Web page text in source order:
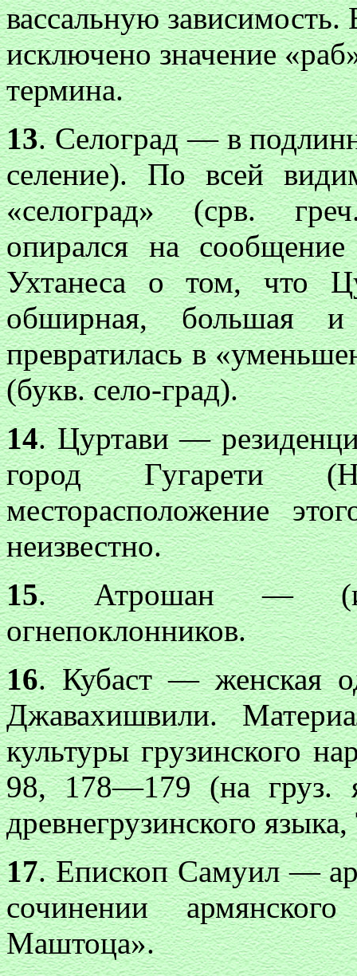
вассальную
исключено значение
термина.
13. Селоград — в
селение). По всей
«селоград» (срв.
опирался на
Ухтанеса о том, что
обширная, большая и
превратилась в
(букв. село-град).
14. Цуртави —
город Гугарети
месторасположение
неизвестно.
15. Атрошан —
огнепоклонников.
16. Кубаст — женская
Джавахишвили.
культуры грузинского
98, 178—179 (на груз.
древнегрузинского
17. Епископ Самуил —
сочинении
Маштоца».